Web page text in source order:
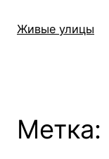
Живые улицы
Метка: